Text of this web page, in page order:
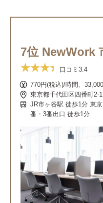
7位 NewWork
口コミ 3.4
770円(税込)/時間、
東京都千代田区四番町2-
JR市ヶ谷駅 徒歩1分 東
番・3番出口 徒歩1分